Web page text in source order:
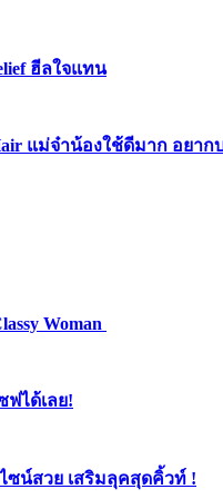
ฮีลใจแทน
แม่จ๋าน้องใช้ดีมาก อยาก
Woman
ฟได้เลย!
ซน์สวย เสริมลุคสุดคิ้วท์ !